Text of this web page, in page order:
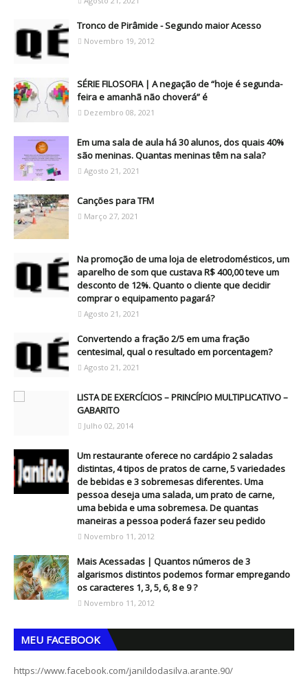
Tronco de Pirâmide - Segundo maior Acesso
Novembro 19, 2012
SÉRIE FILOSOFIA | A negação de “hoje é segunda-
feira e amanhã não choverá” é
Dezembro 08, 2021
Em uma sala de aula há 30 alunos, dos quais 40%
são meninas. Quantas meninas têm na sala?
Agosto 21, 2021
Canções para TFM
Março 27, 2021
Na promoção de uma loja de eletrodomésticos, um
aparelho de som que custava R$ 400,00 teve um
desconto de 12%. Quanto o cliente que decidir
comprar o equipamento pagará?
Agosto 21, 2021
Convertendo a fração 2/5 em uma fração
centesimal, qual o resultado em porcentagem?
Agosto 21, 2021
LISTA DE EXERCÍCIOS – PRINCÍPIO MULTIPLICATIVO –
GABARITO
Julho 02, 2014
Um restaurante oferece no cardápio 2 saladas
distintas, 4 tipos de pratos de carne, 5 variedades
de bebidas e 3 sobremesas diferentes. Uma
pessoa deseja uma salada, um prato de carne,
uma bebida e uma sobremesa. De quantas
maneiras a pessoa poderá fazer seu pedido
Novembro 11, 2012
Mais Acessadas | Quantos números de 3
algarismos distintos podemos formar empregando
os caracteres 1, 3, 5, 6, 8 e 9 ?
Novembro 11, 2012
MEU FACEBOOK
https://www.facebook.com/janildodasilva.arante.90/